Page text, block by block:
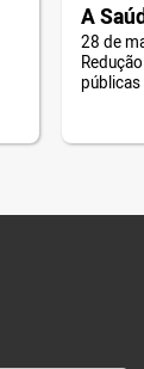
A
28 de